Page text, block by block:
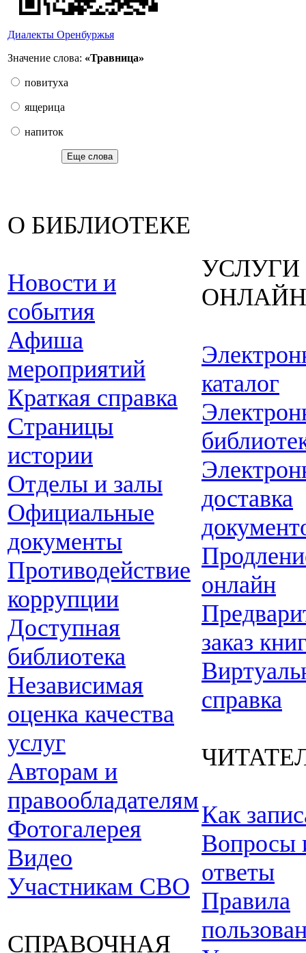
Диалекты Оренбуржья
Значение слова: «Травница»
повитуха
ящерица
напиток
Еще слова
О БИБЛИОТЕКЕ
Новости и
события
Афиша
мероприятий
Краткая справка
Страницы
истории
Отделы и залы
Официальные
документы
Противодействие
коррупции
Доступная
библиотека
Независимая
оценка качества
услуг
Авторам и
правообладателям
Фотогалерея
Видео
Участникам СВО
СПРАВОЧНАЯ
УСЛУГИ
ОНЛАЙН
каталог
доставка
онлайн
заказ
справка
Как
Вопросы
ответы
Правила